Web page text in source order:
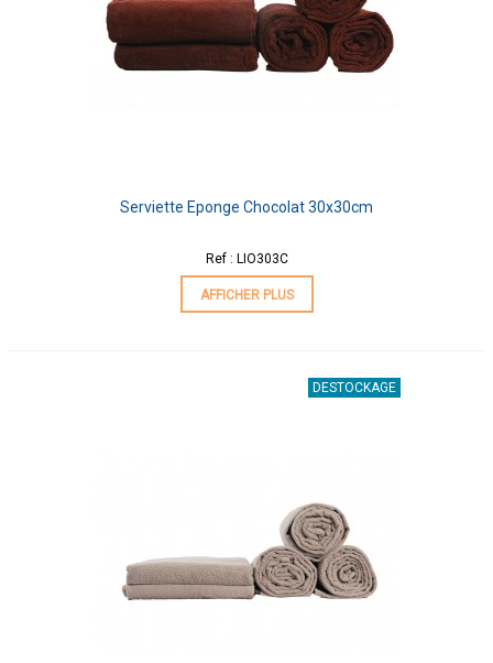
Serviette Eponge Chocolat 30x30cm
Ref : LIO303C
AFFICHER PLUS
DESTOCKAGE